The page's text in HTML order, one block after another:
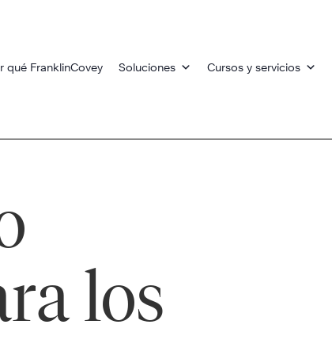
qué FranklinCovey Soluciones Cursos y servicios
los